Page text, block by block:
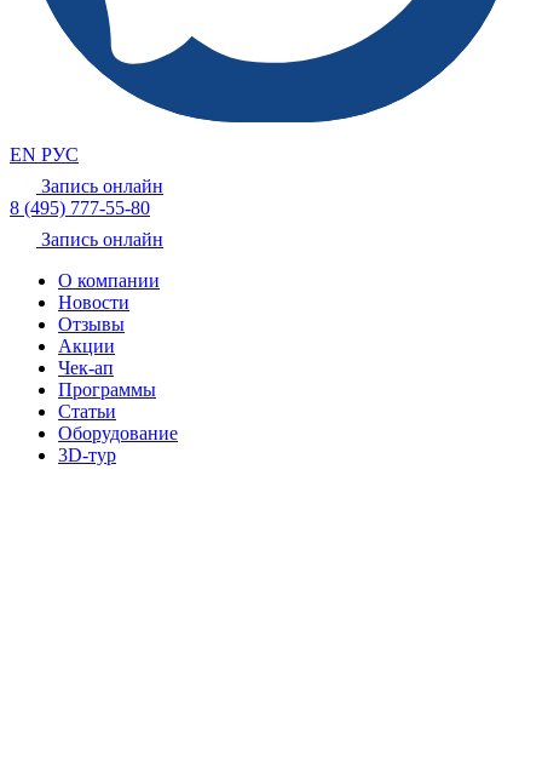
EN РУС
Запись онлайн
8 (495) 777-55-80
Запись онлайн
О компании
Новости
Отзывы
Акции
Чек-ап
Программы
Статьи
Оборудование
3D-тур